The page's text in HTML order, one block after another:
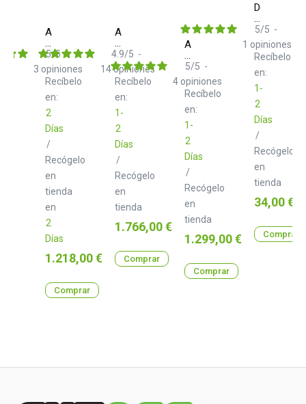
Allen
&
Heath
Xone
PX5
Recíbelo
en:
2
Días
/
Recógelo
en
tienda
en
2
Días
5/5-
3 opiniones
Precio
1.218,00 €
Comprar
Allen
&
Heath
Xone
96
Recíbelo
en:
1-
2
Días
/
Recógelo
en
tienda
4.9/5 -
14opiniones
Precio
1.766,00 €
Comprar
Allen
&
Heath
Xone
92
MK2
Recíbelo
en:
1-
2
Días
/
Recógelo
en
tienda
5/5 -
4 opiniones
Precio
1.299,00 €
Comprar
Decksaver
Xone
K3
Cover
Recíbelo
en:
1-
2
Días
/
Recógelo
en
tienda
5/5 -
1 opiniones
Precio
34,00 €
Comprar